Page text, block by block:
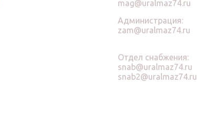
mag@uralmaz74.ru
Администрация:
zam@uralmaz74.ru
Отдел снабжения:
snab@uralmaz74.ru
snab2@uralmaz74.ru